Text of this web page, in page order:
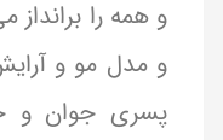
و همه را برانداز
و مدل مو و
پسری جوان و